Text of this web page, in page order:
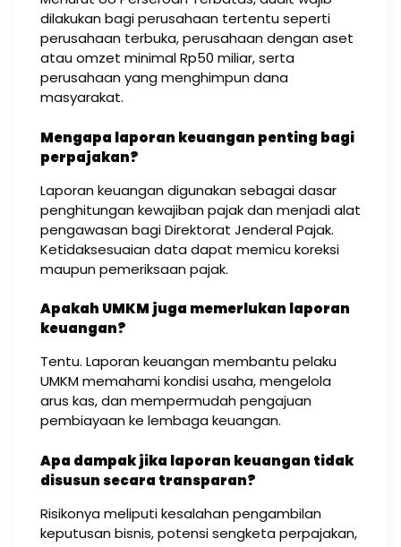
dilakukan bagi perusahaan tertentu seperti
perusahaan terbuka, perusahaan dengan aset
atau omzet minimal Rp50 miliar, serta
perusahaan yang menghimpun dana
masyarakat.
Mengapa laporan keuangan penting bagi
perpajakan?
Laporan keuangan digunakan sebagai dasar
penghitungan kewajiban pajak dan menjadi alat
pengawasan bagi Direktorat Jenderal Pajak.
Ketidaksesuaian data dapat memicu koreksi
maupun pemeriksaan pajak.
Apakah UMKM juga memerlukan laporan
keuangan?
Tentu. Laporan keuangan membantu pelaku
UMKM memahami kondisi usaha, mengelola
arus kas, dan mempermudah pengajuan
pembiayaan ke lembaga keuangan.
Apa dampak jika laporan keuangan tidak
disusun secara transparan?
Risikonya meliputi kesalahan pengambilan
keputusan bisnis, potensi sengketa perpajakan,